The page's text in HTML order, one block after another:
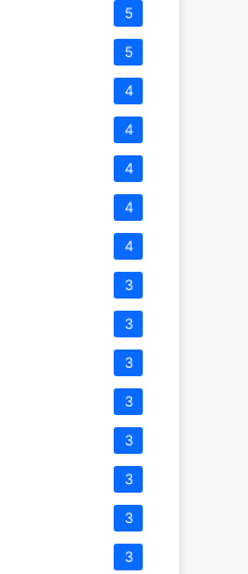
5
5
4
4
4
4
4
3
3
3
3
3
3
3
3